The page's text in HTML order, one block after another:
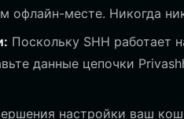
офлайн-месте. Никогда
Поскольку SHH работает
данные цепочки
настройки ваш